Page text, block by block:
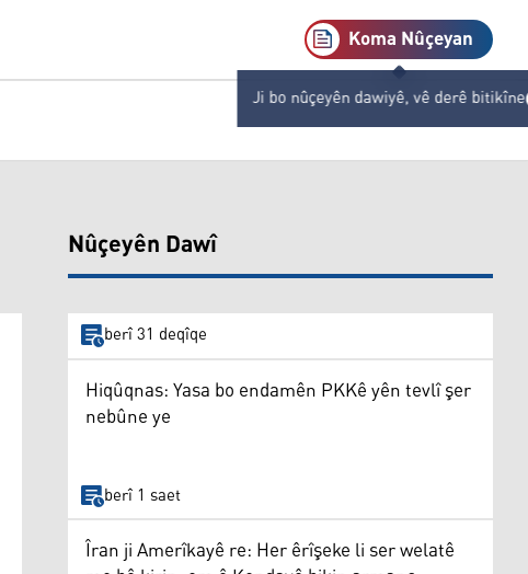
Koma Nûçeyan
Ji bo nûçeyên dawiyê, vê derê bitikîne
Nûçeyên Dawî
berî 31 deqîqe
Hiqûqnas: Yasa bo endamên PKKê yên tevlî şer
nebûne ye
berî 1 saet
Îran ji Amerîkayê re: Her êrîşeke li ser welatê